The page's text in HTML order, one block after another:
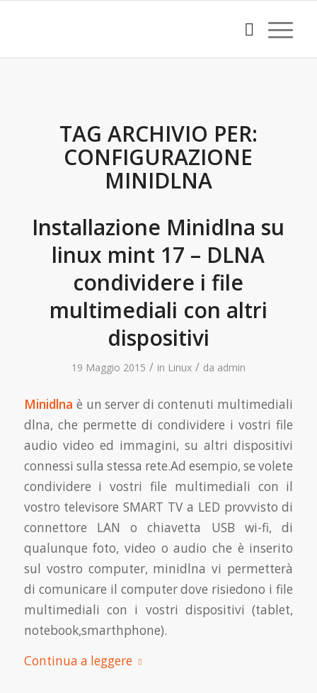
TAG ARCHIVIO PER:
CONFIGURAZIONE
MINIDLNA
Installazione Minidlna su
linux mint 17 – DLNA
condividere i file
multimediali con altri
dispositivi
19 Maggio 2015 / in Linux / da admin
Minidlna è un server di contenuti multimediali
dlna, che permette di condividere i vostri file
audio video ed immagini, su altri dispositivi
connessi sulla stessa rete.Ad esempio, se volete
condividere i vostri file multimediali con il
vostro televisore SMART TV a LED provvisto di
connettore LAN o chiavetta USB wi-fi, di
qualunque foto, video o audio che è inserito
sul vostro computer, minidlna vi permetterà
di comunicare il computer dove risiedono i file
multimediali con i vostri dispositivi (tablet,
notebook,smarthphone).
Continua a leggere